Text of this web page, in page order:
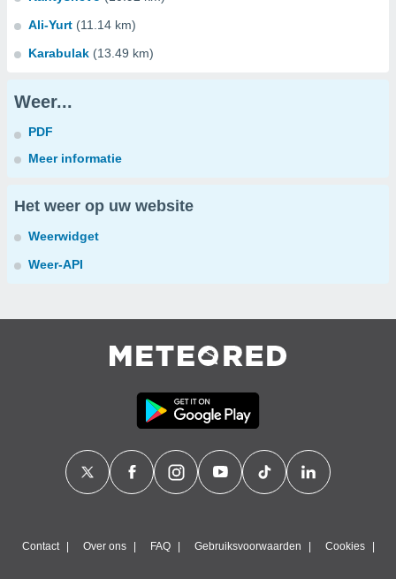
Ali-Yurt (11.14 km)
Karabulak (13.49 km)
Weer...
PDF
Meer informatie
Het weer op uw website
Weerwidget
Weer-API
Contact Over ons FAQ Gebruiksvoorwaarden Cookies